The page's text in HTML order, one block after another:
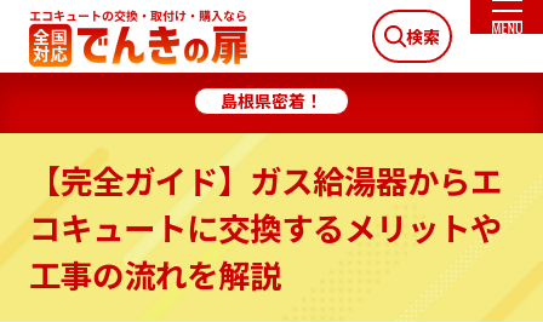
検索
島根県密着！
【完全ガイド】ガス給湯器からエ
コキュートに交換するメリットや
工事の流れを解説